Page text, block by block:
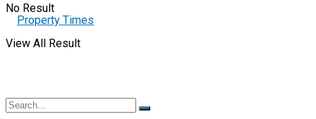
No Result
View All Result